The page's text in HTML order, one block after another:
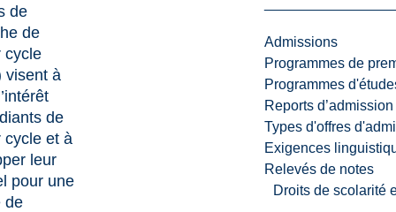
Admissions
Programmes de
Programmes
Reports d’admission
Types d'offres
Exigences
Relevés de notes
Droits de scolarité
de
de
cycle
visent à
de
cycle et à
leur
pour une
de